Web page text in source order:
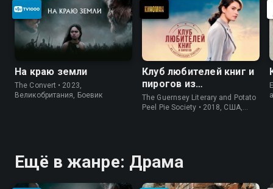
На краю земли
The Convert • 2023,
Великобритания, Боевик
Клуб любителей книг и
пирогов из
картофельных
очистков
The Guernsey Literary and Potato
Peel Pie Society • 2018, США,
Ещё в жанре: Драма